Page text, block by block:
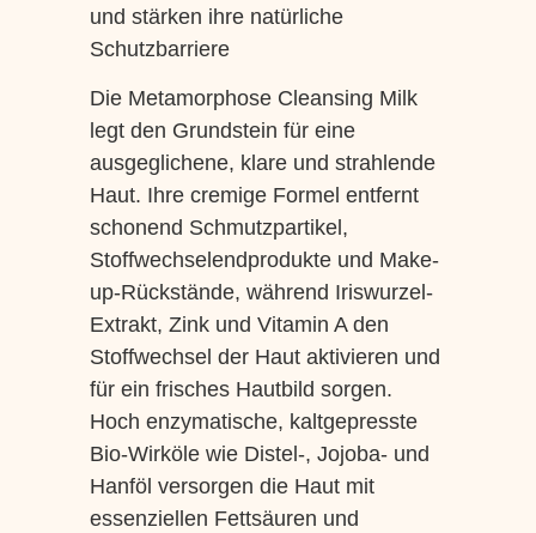
und stärken ihre natürliche
Schutzbarriere
Die Metamorphose Cleansing Milk
legt den Grundstein für eine
ausgeglichene, klare und strahlende
Haut. Ihre cremige Formel entfernt
schonend Schmutzpartikel,
Stoffwechselendprodukte und Make-
up-Rückstände, während Iriswurzel-
Extrakt, Zink und Vitamin A den
Stoffwechsel der Haut aktivieren und
für ein frisches Hautbild sorgen.
Hoch enzymatische, kaltgepresste
Bio-Wirköle wie Distel-, Jojoba- und
Hanföl versorgen die Haut mit
essenziellen Fettsäuren und